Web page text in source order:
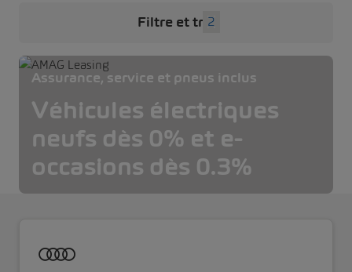
Filtre et tri 2
Assurance, service et pneus inclus
Véhicules électriques
neufs dès 0% et e-
occasions dès 0.3%